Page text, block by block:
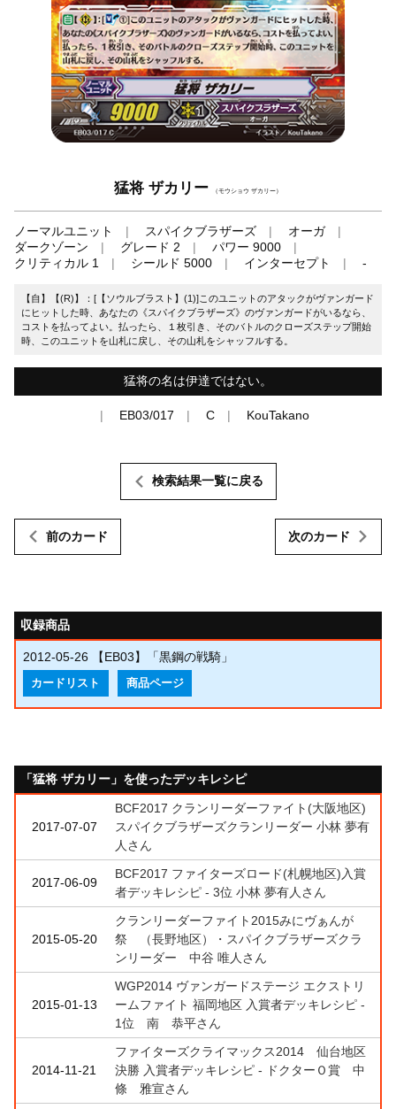
猛将 ザカリー （モウショウ ザカリー）
ノーマルユニット スパイクブラザーズ
オーガ
ダークゾーン
グレード 2
パワー 9000
クリティカル 1
シールド 5000 インターセプト -
【自】【(R)】：[【ソウルブラスト】(1)]このユニットのアタックがヴァンガード
にヒットした時、あなたの《スパイクブラザーズ》のヴァンガードがいるなら、
コストを払ってよい。払ったら、１枚引き、そのバトルのクローズステップ開始
時、このユニットを山札に戻し、その山札をシャッフルする。
猛将の名は伊達ではない。
EB03/017 C KouTakano
前のカード
検索結果一覧に戻る
次のカード
収録商品
2012-05-26 【EB03】「黒鋼の戦騎」
カードリスト 商品ページ
「猛将 ザカリー」を使ったデッキレシピ
2017-07-07
BCF2017 クランリーダーファイト(大阪地区)
スパイクブラザーズクランリーダー 小林 夢有
人さん
2017-06-09
BCF2017 ファイターズロード(札幌地区)入賞
者デッキレシピ - 3位 小林 夢有人さん
2015-05-20
クランリーダーファイト2015みにヴぁんが
祭 （長野地区）・スパイクブラザーズクラ
ンリーダー 中谷 唯人さん
2015-01-13
WGP2014 ヴァンガードステージ エクストリ
ームファイト 福岡地区 入賞者デッキレシピ -
1位 南 恭平さん
2014-11-21
ファイターズクライマックス2014 仙台地区
決勝 入賞者デッキレシピ - ドクターＯ賞 中
條 雅宣さん